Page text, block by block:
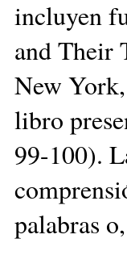
incluyen
and Their
New
libro
99-100).
palabras